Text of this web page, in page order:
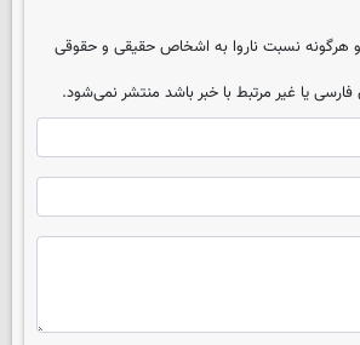
هرگونه نسبت ناروا به اشخاص حقیقی و حقوقی
فارسی یا غیر مرتبط با خبر باشد منتشر نمی‌شود.